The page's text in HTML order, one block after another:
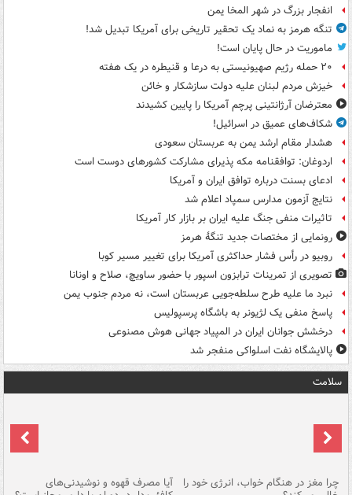
انفجار بزرگ در شهر المخا یمن
تنگه هرمز به نماد یک تحقیر تاریخی برای آمریکا تبدیل شد!
ماموریت در حال پایان است!
۲۰ حمله رژیم صهیونیستی به درعا و قنیطره در یک هفته
خیزش مردم لبنان علیه دولت سازشکار و خائن
معترضان آرژانتینی پرچم آمریکا را پایین کشیدند
شکاف‌های عمیق در اسرائیل!
هشدار مقام ارشد یمن به عربستان سعودی
اردوغان: توافقنامه مکه پذیرای مشارکت کشورهای دوست است
ادعای بسنت درباره توافق ایران و آمریکا
نتایج آزمون مدارس سمپاد اعلام شد
تاثیرات منفی جنگ علیه ایران بر بازار کار آمریکا
رونمایی از مختصات جدید تنگۀ هرمز
روبیو در رأس فشار حداکثری آمریکا برای تغییر مسیر کوبا
تصویری از تمرینات ترابزون اسپور با حضور ساویچ، صلاح و اونانا
نبرد ما علیه طرح سلطه‌جویی عربستان است، نه مردم جنوب یمن
پاسخ منفی یک لژیونر به باشگاه پرسپولیس
درخشش جوانان ایران در المپیاد جهانی هوش مصنوعی
پالایشگاه نفت اسلواکی منفجر شد
سلامت
چرا مغز در هنگام خواب، انرژی خود را آیا مصرف قهوه و نوشیدنی‌های